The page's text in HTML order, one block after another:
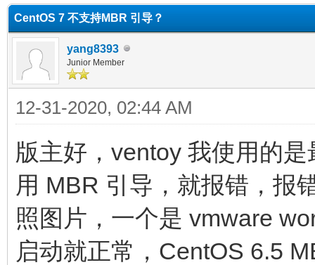
CentOS 7 不支持MBR 引导？
yang8393
Junior Member
12-31-2020, 02:44 AM
版主好，ventoy 我使用的
用 MBR 引导，就报错，报
照图片，一个是 vmware
启动就正常，CentOS 6.5